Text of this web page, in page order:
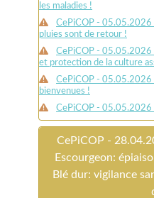
les maladies !
CePiCOP - 05.05.2026
pluies sont de retour !
CePiCOP - 05.05.2026
et protection de la culture
CePiCOP - 05.05.2026
bienvenues !
CePiCOP - 05.05.2026
CePiCOP -
Escourgeon:
Blé dur: vigilance